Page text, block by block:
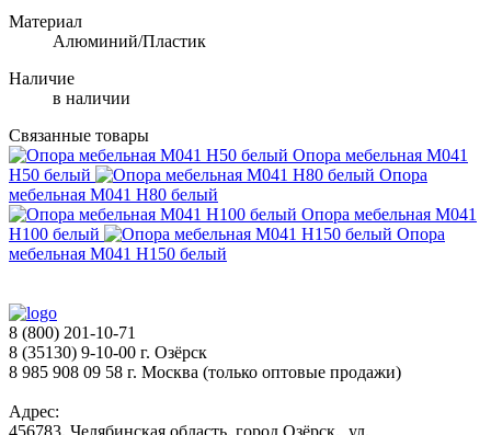
Материал
Алюминий/Пластик
Наличие
в наличии
Связанные товары
Опора мебельная М041
H50 белый
Опора
мебельная М041 H80 белый
Опора мебельная М041
H100 белый
Опора
мебельная М041 H150 белый
8 (800) 201-10-71
8 (35130) 9-10-00 г. Озёрск
8 985 908 09 58 г. Москва (только оптовые продажи)
Адрес:
456783, Челябинская область, город Озёрск, ул.